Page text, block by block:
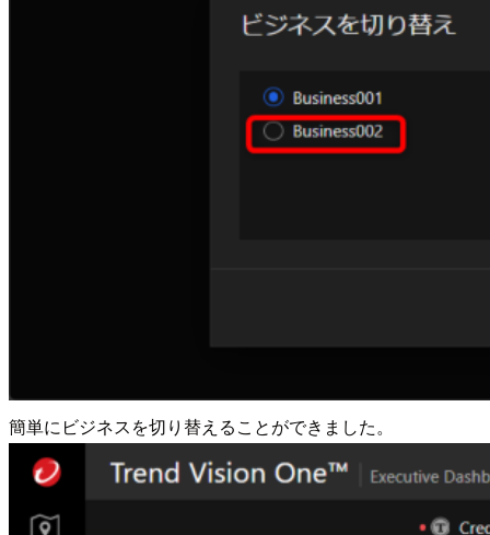
簡単にビジネスを切り替えることができました。